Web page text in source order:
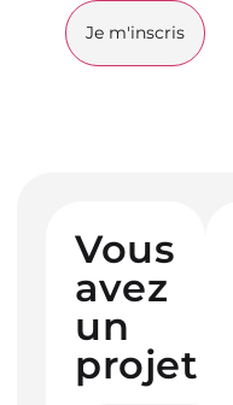
Vous
avez
un
projet ?